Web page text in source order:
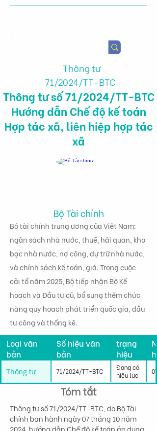
Thông tư
71/2024/TT-BTC
Thông tư số 71/2024/TT-BTC
Hướng dẫn Chế độ kế toán
Hợp tác xã, liên hiệp hợp tác
xã
Bộ Tài chính
Bộ tài chính trung ương của Việt Nam:
ngân sách nhà nước, thuế, hải quan, kho
bạc nhà nước, nợ công, dự trữ nhà nước,
và chính sách kế toán, giá. Trong cuộc
cải tổ năm 2025, Bộ tiếp nhận Bộ Kế
hoạch và Đầu tư cũ, bổ sung thêm chức
năng quy hoạch phát triển quốc gia, đầu
tư công và thống kê.
Loại văn
bản
Số hiệu văn
bản
trạng
hiệu
lực
Thông tư 71/2024/TT-BTC
Đang có
hiệu lực
Tóm tắt
Thông tư số 71/2024/TT-BTC, do Bộ Tài
chính ban hành ngày 07 tháng 10 năm
2024, hướng dẫn Chế độ kế toán áp dụng